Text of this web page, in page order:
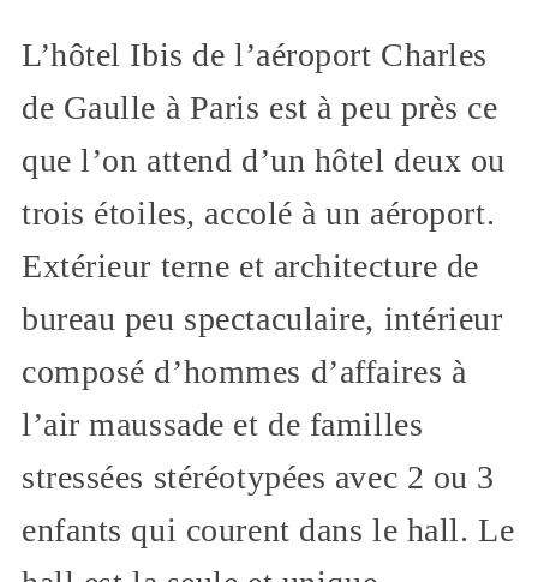
L’hôtel Ibis de l’aéroport Charles
de Gaulle à Paris est à peu près ce
que l’on attend d’un hôtel deux ou
trois étoiles, accolé à un aéroport.
Extérieur terne et architecture de
bureau peu spectaculaire, intérieur
composé d’hommes d’affaires à
l’air maussade et de familles
stressées stéréotypées avec 2 ou 3
enfants qui courent dans le hall. Le